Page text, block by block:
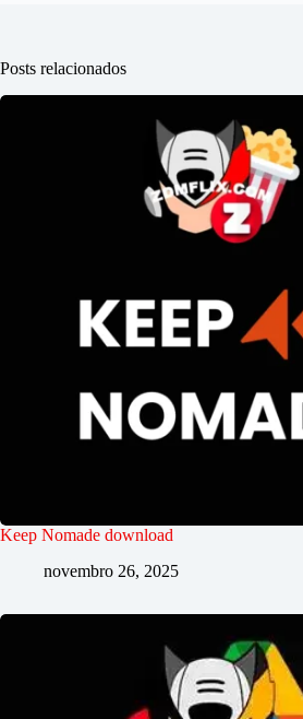
Posts relacionados
Keep Nomade download
novembro 26, 2025